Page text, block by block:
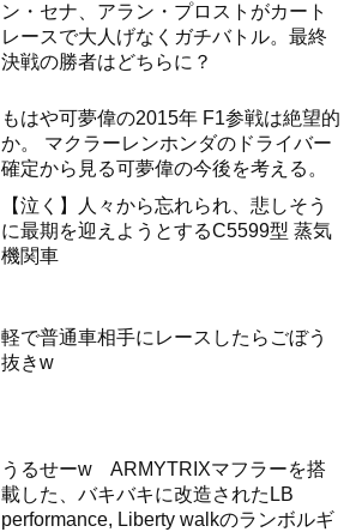
ン・セナ、アラン・プロストがカート
レースで大人げなくガチバトル。最終
決戦の勝者はどちらに？
もはや可夢偉の2015年 F1参戦は絶望的
か。 マクラーレンホンダのドライバー
確定から見る可夢偉の今後を考える。
【泣く】人々から忘れられ、悲しそう
に最期を迎えようとするC5599型 蒸気
機関車
軽で普通車相手にレースしたらごぼう
抜きw
うるせーw ARMYTRIXマフラーを搭
載した、バキバキに改造されたLB
performance, Liberty walkのランボルギ